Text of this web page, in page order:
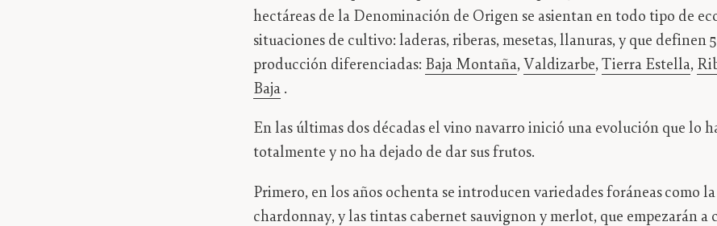
hectáreas de la Denominación de Origen se asientan en todo tipo de
situaciones de cultivo: laderas, riberas, mesetas, llanuras, y que definen
producción diferenciadas: Baja Montaña,Valdizarbe,Tierra Estella,
Baja.
En las últimas dos décadas el vino navarro inició una evolución que lo
totalmente y no ha dejado de dar sus frutos.
Primero, en los años ochenta se introducen variedades foráneascomo
chardonnay, y las tintas cabernet sauvignon y merlot, que empezarán a